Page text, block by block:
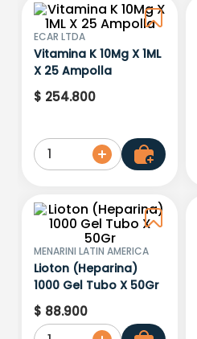
ECAR LTDA
Vitamina K 10Mg X 1ML
X 25 Ampolla
$ 254.800
1
MENARINI LATIN AMERICA
Lioton (Heparina)
1000 Gel Tubo X 50Gr
$ 88.900